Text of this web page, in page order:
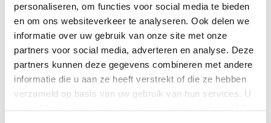
personaliseren, om functies voor social media te bieden
en om ons websiteverkeer te analyseren. Ook delen we
informatie over uw gebruik van onze site met onze
partners voor social media, adverteren en analyse. Deze
partners kunnen deze gegevens combineren met andere
informatie die u aan ze heeft verstrekt of die ze hebben
verzameld op basis van uw gebruik van hun services. U